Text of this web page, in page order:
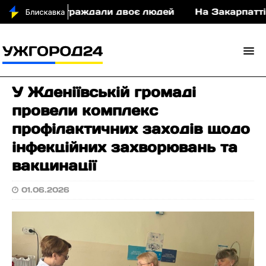
ДТП постраждали двоє людей На Закарпатті
У Жденіївській громаді
провели комплекс
профілактичних заходів щодо
інфекційних захворювань та
вакцинації
01.06.2026